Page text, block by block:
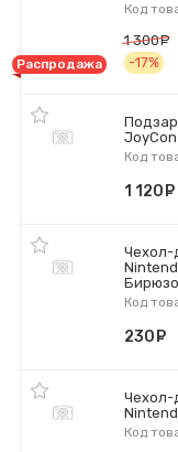
Код
Распродажа
1 300
-17%
Код
1 120
Чехол-
Код
230
Чехол-
Код